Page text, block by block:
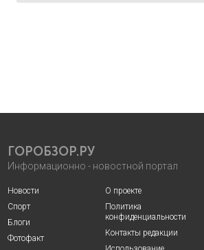
ГОРОБЗОР.РУ
Информационно - новостной портал
Новости
Спорт
Блоги
Фотофакт
О проекте
Политика
конфиденциальности
Контакты редакции